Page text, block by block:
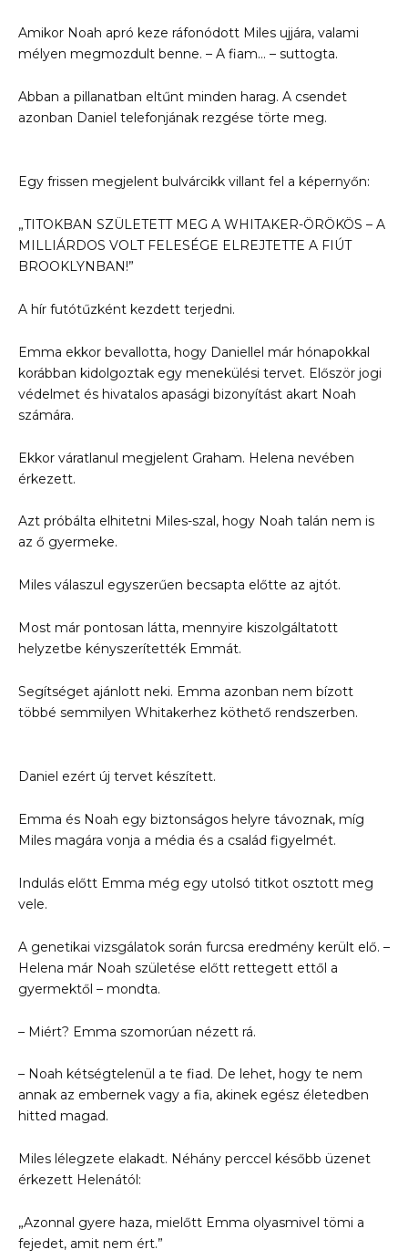
Amikor Noah apró keze ráfonódott Miles ujjára, valami
mélyen megmozdult benne. – A fiam… – suttogta.
Abban a pillanatban eltűnt minden harag. A csendet
azonban Daniel telefonjának rezgése törte meg.
Egy frissen megjelent bulvárcikk villant fel a képernyőn:
„TITOKBAN SZÜLETETT MEG A WHITAKER-ÖRÖKÖS – A
MILLIÁRDOS VOLT FELESÉGE ELREJTETTE A FIÚT
BROOKLYNBAN!”
A hír futótűzként kezdett terjedni.
Emma ekkor bevallotta, hogy Daniellel már hónapokkal
korábban kidolgoztak egy menekülési tervet. Először jogi
védelmet és hivatalos apasági bizonyítást akart Noah
számára.
Ekkor váratlanul megjelent Graham. Helena nevében
érkezett.
Azt próbálta elhitetni Miles-szal, hogy Noah talán nem is
az ő gyermeke.
Miles válaszul egyszerűen becsapta előtte az ajtót.
Most már pontosan látta, mennyire kiszolgáltatott
helyzetbe kényszerítették Emmát.
Segítséget ajánlott neki. Emma azonban nem bízott
többé semmilyen Whitakerhez köthető rendszerben.
Daniel ezért új tervet készített.
Emma és Noah egy biztonságos helyre távoznak, míg
Miles magára vonja a média és a család figyelmét.
Indulás előtt Emma még egy utolsó titkot osztott meg
vele.
A genetikai vizsgálatok során furcsa eredmény került elő. –
Helena már Noah születése előtt rettegett ettől a
gyermektől – mondta.
– Miért? Emma szomorúan nézett rá.
– Noah kétségtelenül a te fiad. De lehet, hogy te nem
annak az embernek vagy a fia, akinek egész életedben
hitted magad.
Miles lélegzete elakadt. Néhány perccel később üzenet
érkezett Helenától:
„Azonnal gyere haza, mielőtt Emma olyasmivel tömi a
fejedet, amit nem ért.”